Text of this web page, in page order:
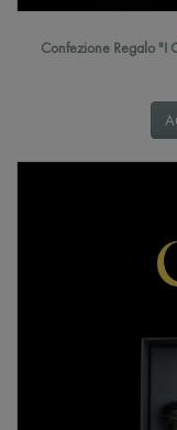
Confezione Regalo "I